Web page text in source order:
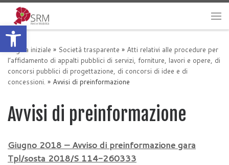
Apri la barra degli strumenti
Passa al contenuto
Pagina iniziale » Società trasparente » Atti relativi alle procedure per
l’affidamento di appalti pubblici di servizi, forniture, lavori e opere, di
concorsi pubblici di progettazione, di concorsi di idee e di
concessioni. » Avvisi di preinformazione
Avvisi di preinformazione
Giugno 2018 – Avviso di preinformazione gara
Tpl/sosta 2018/S 114-260333